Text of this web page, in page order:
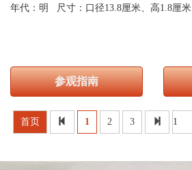
年代：明
尺寸：口径13.8厘米、高1.8厘米
参观指南
首页 1 2 3